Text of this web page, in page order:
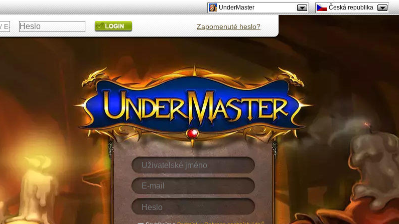
UnderMaster Česká republika
Zapomenuté heslo?